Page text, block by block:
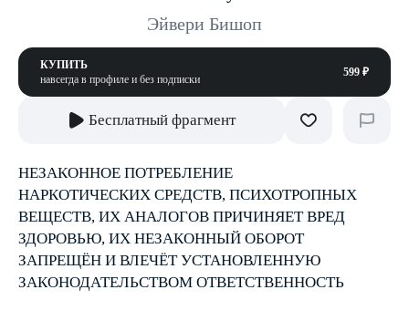
Эйвери Бишоп
КУПИТЬ
навсегда в профиле и без подписки
599 ₽
Бесплатный фрагмент
НЕЗАКОННОЕ ПОТРЕБЛЕНИЕ
НАРКОТИЧЕСКИХ СРЕДСТВ, ПСИХОТРОПНЫХ
ВЕЩЕСТВ, ИХ АНАЛОГОВ ПРИЧИНЯЕТ ВРЕД
ЗДОРОВЬЮ, ИХ НЕЗАКОННЫЙ ОБОРОТ
ЗАПРЕЩЁН И ВЛЕЧЁТ УСТАНОВЛЕННУЮ
ЗАКОНОДАТЕЛЬСТВОМ ОТВЕТСТВЕННОСТЬ